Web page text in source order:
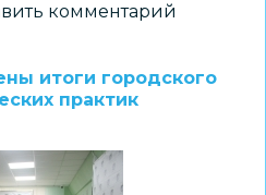
комментарий
итоги городского
практик